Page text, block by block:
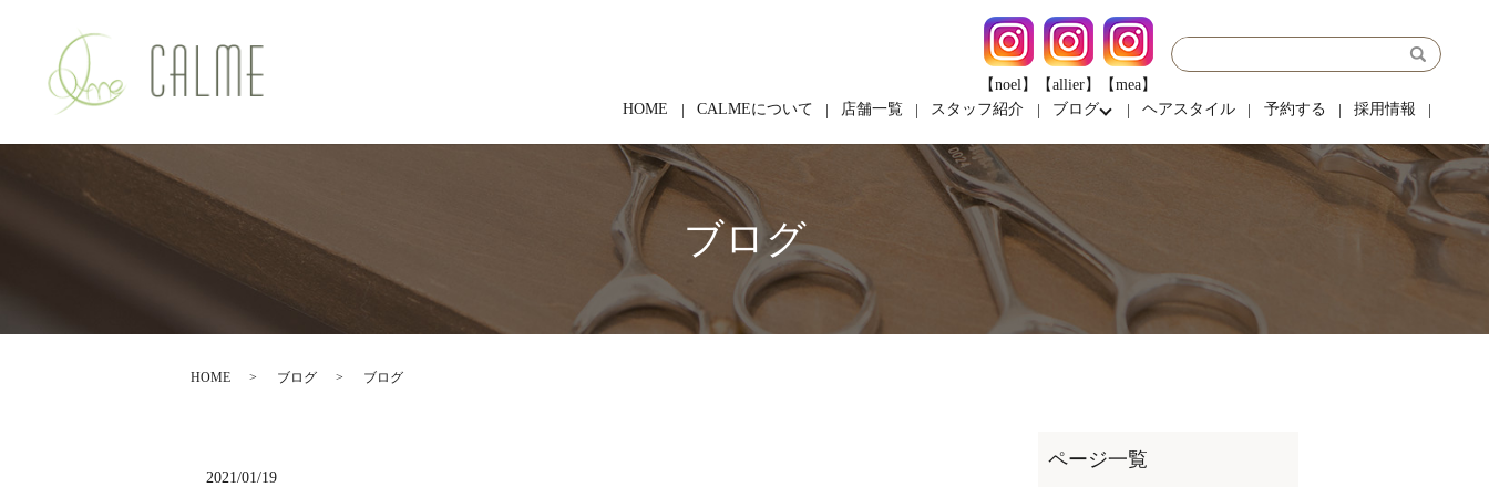
HOME CALMEについて 店舗一覧 スタッフ紹介 ブログ ヘアスタイル 予約する 採用情報
【noel】 【allier】 【mea】
ブログ
HOME ブログ ブログ
2021/01/19